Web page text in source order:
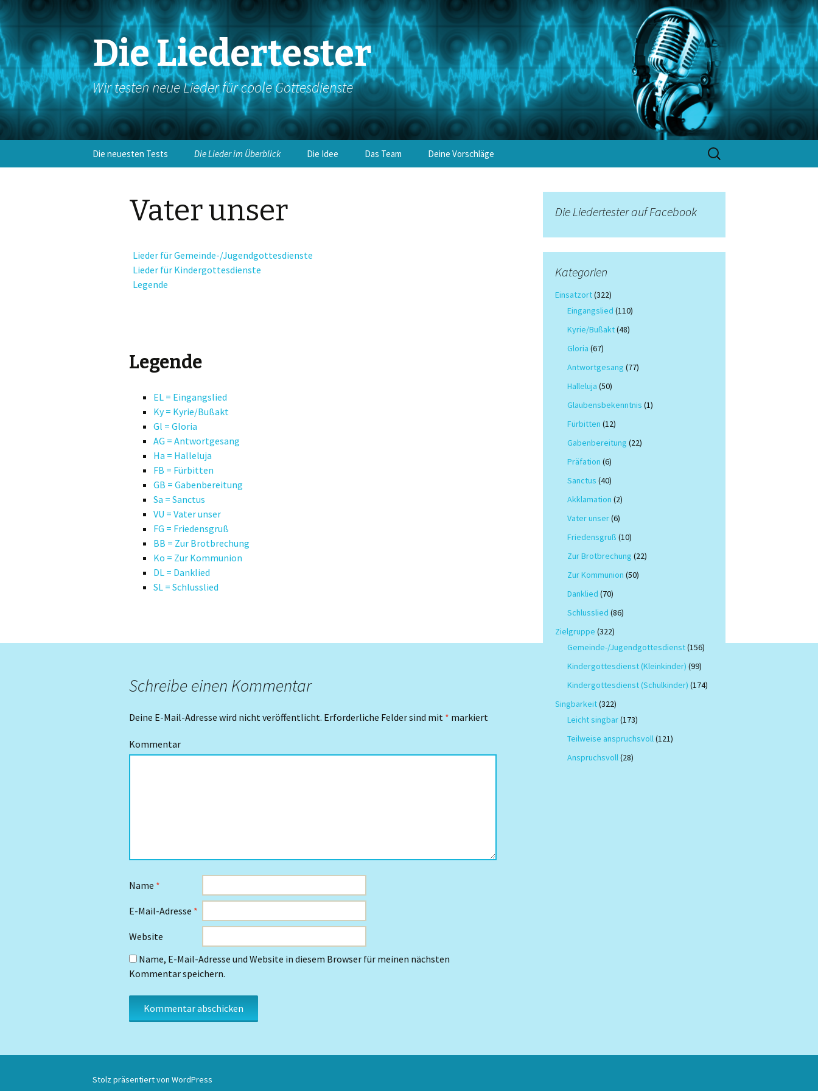
Die Liedertester
Wir testen neue Lieder für coole Gottesdienste
Die neuesten Tests Die Lieder im Überblick
Kyrie/Bußakt
Antwortgesang
Sanctus
Akklamation
Vater unser
Friedensgruß
Zur Brotbrechung
Zur Kommunion
Schlusslieder
Die Idee Das Team Deine Vorschläge
Suchen
nach:
Vater unser
Lieder für Gemeinde-/Jugendgottesdienste
Lieder für Kindergottesdienste
Legende
Legende
EL = Eingangslied
Ky = Kyrie/Bußakt
Gl = Gloria
AG = Antwortgesang
Ha = Halleluja
FB = Fürbitten
GB = Gabenbereitung
Sa = Sanctus
VU = Vater unser
FG = Friedensgruß
BB = Zur Brotbrechung
Ko = Zur Kommunion
DL = Danklied
SL = Schlusslied
Schreibe einen Kommentar
Deine E-Mail-Adresse wird nicht veröffentlicht. Erforderliche Felder sind mit * markiert
Kommentar
Name *
E-Mail-Adresse *
Website
Name, E-Mail-Adresse und Website in diesem Browser für meinen nächsten
Kommentar speichern.
Die Liedertester auf Facebook
Kategorien
Einsatzort(322)
Eingangslied (110)
Kyrie/Bußakt(48)
Gloria (67)
Antwortgesang (77)
Halleluja (50)
Glaubensbekenntnis (1)
Fürbitten (12)
Gabenbereitung (22)
Präfation (6)
Sanctus (40)
Akklamation (2)
Vater unser(6)
Friedensgruß (10)
Zur Brotbrechung (22)
Zur Kommunion (50)
Danklied (70)
Schlusslied (86)
Zielgruppe (322)
Gemeinde-/Jugendgottesdienst(156)
Kindergottesdienst (Kleinkinder) (99)
Kindergottesdienst (Schulkinder) (174)
Singbarkeit(322)
Leicht singbar(173)
Teilweise anspruchsvoll(121)
Anspruchsvoll(28)
Stolz präsentiert von WordPress